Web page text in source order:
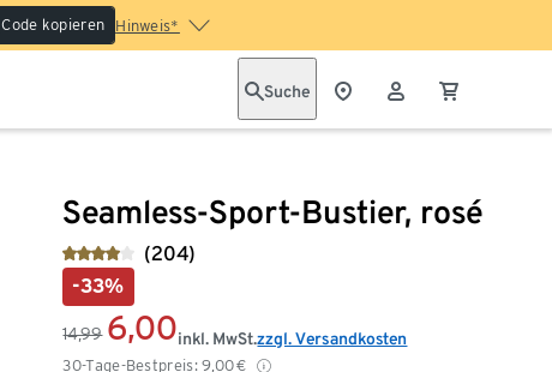
Code kopieren Hinweis*
Suche
Seamless-Sport-Bustier, rosé
(204)
-33%
14,99 6,00
30-Tage-Bestpreis: 9,00€
inkl. MwSt.zzgl. Versandkosten